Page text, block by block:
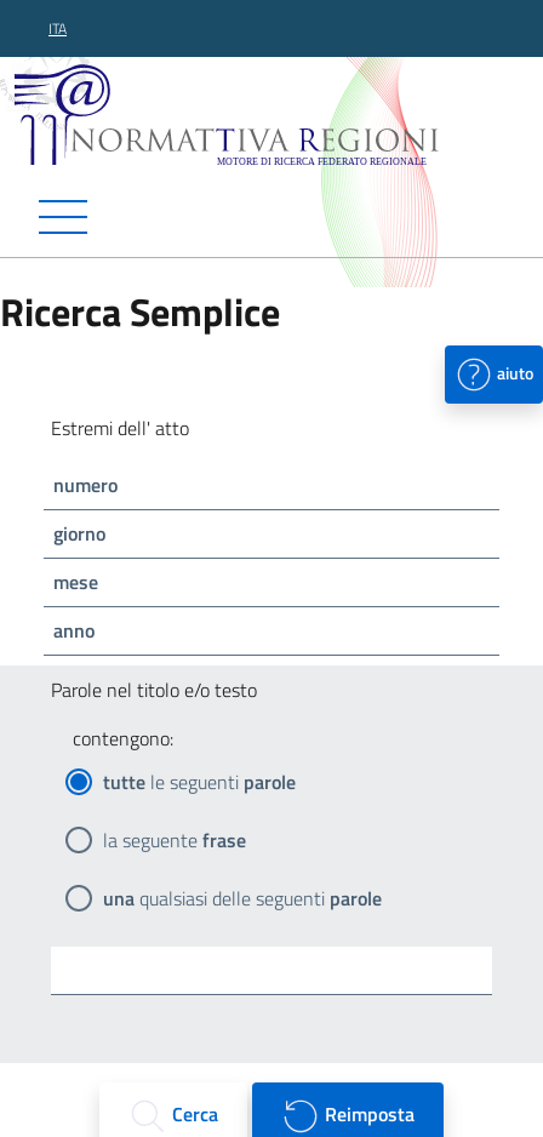
ITA
Normattiva Regioni -
Ricerca Semplice
aiuto
Estremi dell' atto
numero
giorno
mese
anno
Parole nel titolo e/o testo
contengono:
tutte le seguenti parole
la seguentefrase
unaqualsiasi delle seguenti parole
Cerca Reimposta